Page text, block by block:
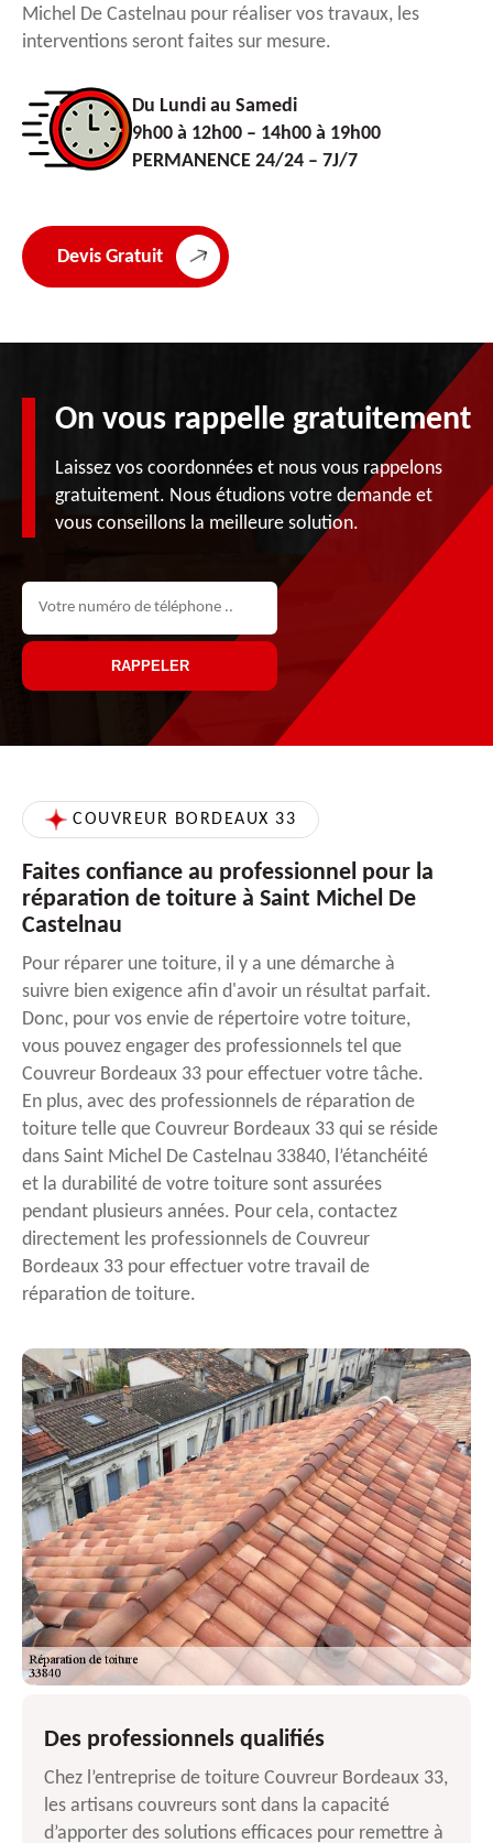
Michel De Castelnau pour réaliser vos travaux, les
interventions seront faites sur mesure.
Du Lundi au Samedi
9h00 à 12h00 – 14h00 à 19h00
PERMANENCE 24/24 – 7J/7
Devis Gratuit
On vous rappelle gratuitement
Laissez vos coordonnées et nous vous rappelons
gratuitement. Nous étudions votre demande et
vous conseillons la meilleure solution.
COUVREUR BORDEAUX 33
Faites confiance au professionnel pour la
réparation de toiture à Saint Michel De
Castelnau
Pour réparer une toiture, il y a une démarche à
suivre bien exigence afin d'avoir un résultat parfait.
Donc, pour vos envie de répertoire votre toiture,
vous pouvez engager des professionnels tel que
Couvreur Bordeaux 33 pour effectuer votre tâche.
En plus, avec des professionnels de réparation de
toiture telle que Couvreur Bordeaux 33 qui se réside
dans Saint Michel De Castelnau 33840, l’étanchéité
et la durabilité de votre toiture sont assurées
pendant plusieurs années. Pour cela, contactez
directement les professionnels de Couvreur
Bordeaux 33 pour effectuer votre travail de
réparation de toiture.
Des professionnels qualifiés
Chez l’entreprise de toiture Couvreur Bordeaux 33,
les artisans couvreurs sont dans la capacité
d’apporter des solutions efficaces pour remettre à